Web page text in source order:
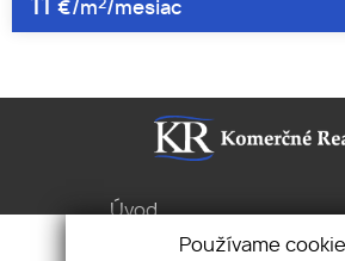
11 €/m2/mesiac
Úvod
Používame